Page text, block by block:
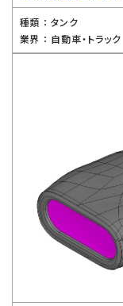
種類 ： タンク
業界 ： 自動車・トラック